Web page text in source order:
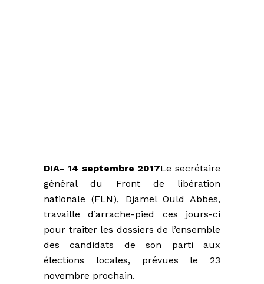
DIA- 14 septembre 2017Le secrétaire
général du Front de libération
nationale (FLN), Djamel Ould Abbes,
travaille d’arrache-pied ces jours-ci
pour traiter les dossiers de l’ensemble
des candidats de son parti aux
élections locales, prévues le 23
novembre prochain.